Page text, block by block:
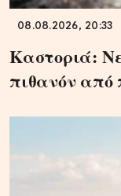
08.08.2026, 20:33
Καστοριά:
πιθανόν από